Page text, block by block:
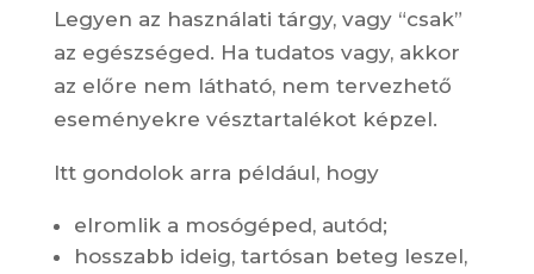
Legyen az használati tárgy, vagy “csak”
az egészséged. Ha tudatos vagy, akkor
az előre nem látható, nem tervezhető
eseményekre vésztartalékot képzel.
Itt gondolok arra például, hogy
elromlik a mosógéped, autód;
hosszabb ideig, tartósan beteg leszel,